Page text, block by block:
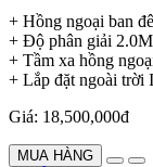
+ Hồng ngoại ban
+ Độ phân giải
+ Tầm xa hồng
+ Lắp đặt ngoài trời
Giá: 18,500,000đ
MUA HÀNG